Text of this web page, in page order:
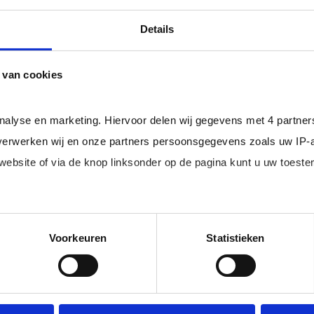
Details
cookies
en marketing. Hiervoor delen wij gegevens met 4
wij en onze partners persoonsgegevens zoals uw
of via de knop linksonder op de pagina kunt u uw
Voorkeuren Statistieken
dan het landelijke gemiddelde van ruim 20%
, zodat
in loondienst uit uw regio.
freelance
juiste kandidaten
No match? No pay!
als een
Ik
of
Je
krijgt